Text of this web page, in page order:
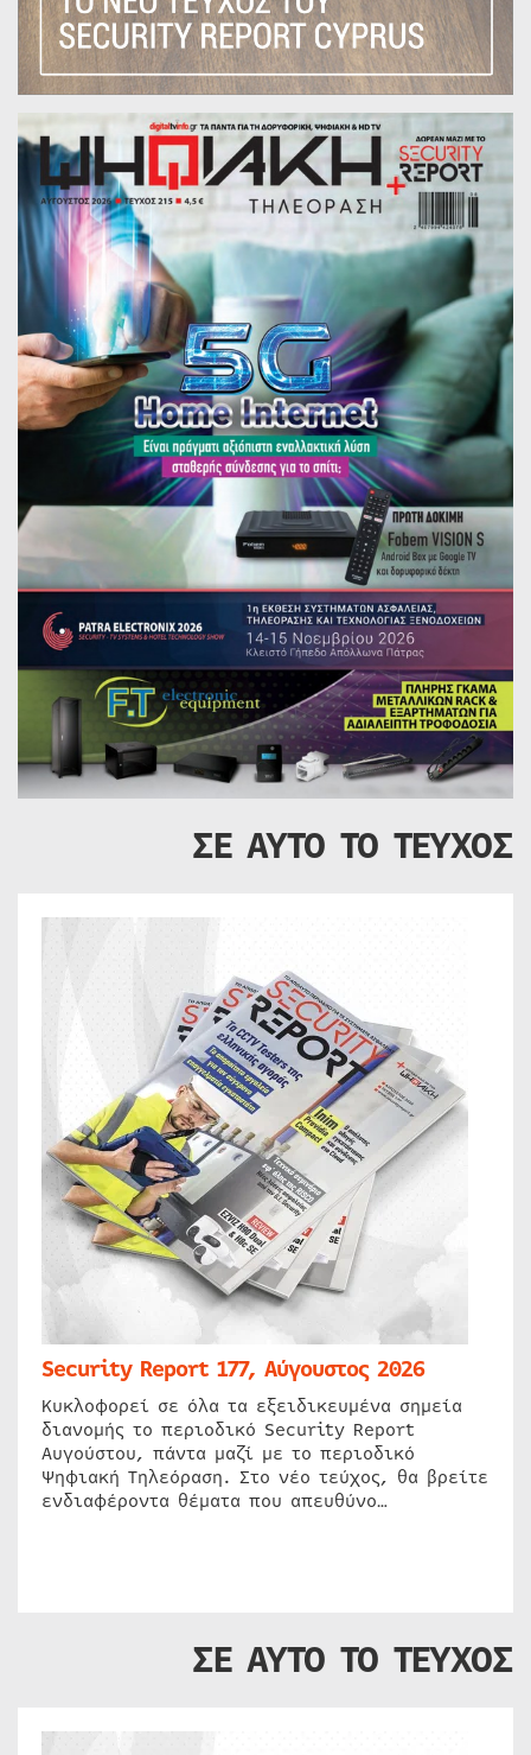
ΣΕ ΑΥΤΟ ΤΟ ΤΕΥΧΟΣ
Security Report 177, Αύγουστος 2026
Κυκλοφορεί σε όλα τα εξειδικευμένα σημεία
διανομής το περιοδικό Security Report
Αυγούστου, πάντα μαζί με το περιοδικό
Ψηφιακή Τηλεόραση. Στο νέο τεύχος, θα βρείτε
ενδιαφέροντα θέματα που απευθύνο…
ΣΕ ΑΥΤΟ ΤΟ ΤΕΥΧΟΣ